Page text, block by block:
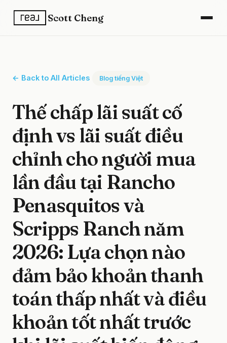
Scott Cheng
← Back to All Articles Blog tiếng Việt
Thế chấp lãi suất cố
định vs lãi suất điều
chỉnh cho người mua
lần đầu tại Rancho
Penasquitos và
Scripps Ranch năm
2026: Lựa chọn nào
đảm bảo khoản thanh
toán thấp nhất và điều
khoản tốt nhất trước